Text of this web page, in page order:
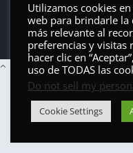
Utilizamos cookies
web para brindarle la
más relevante al
preferencias y visitas
hacer clic en
uso de TODAS las
Do not sell my
Cookie Settings